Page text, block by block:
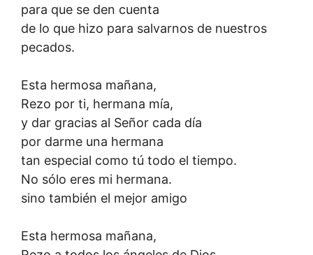
para que se den cuenta
de lo que hizo para salvarnos de nuestros
pecados.
Esta hermosa mañana,
Rezo por ti, hermana mía,
y dar gracias al Señor cada día
por darme una hermana
tan especial como tú todo el tiempo.
No sólo eres mi hermana.
sino también el mejor amigo
Esta hermosa mañana,